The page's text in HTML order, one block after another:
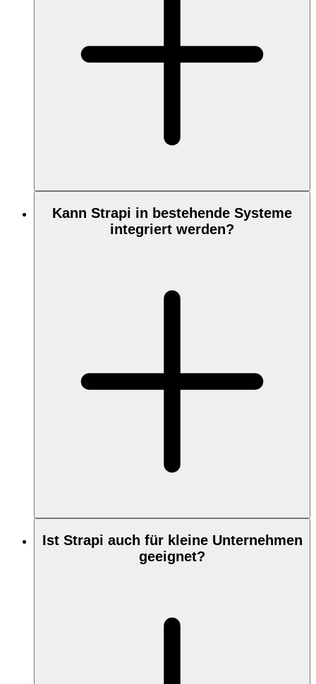
Kann Strapi in bestehende Systeme
integriert werden?
Ist Strapi auch für kleine Unternehmen
geeignet?